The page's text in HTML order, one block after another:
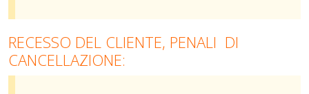
RECESSO DEL CLIENTE, PENALI DI
CANCELLAZIONE: